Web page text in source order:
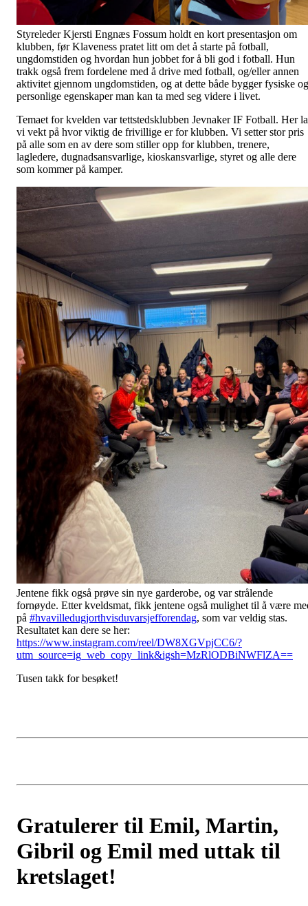
Styreleder Kjersti Engnæs Fossum holdt en kort presentasjon om
klubben, før Klaveness pratet litt om det å starte på fotball,
ungdomstiden og hvordan hun jobbet for å bli god i fotball. Hun
trakk også frem fordelene med å drive med fotball, og/eller annen
aktivitet gjennom ungdomstiden, og at dette både bygger fysiske og
personlige egenskaper man kan ta med seg videre i livet.
Temaet for kvelden var tettstedsklubben Jevnaker IF Fotball. Her la
vi vekt på hvor viktig de frivillige er for klubben. Vi setter stor pris
på alle som en av dere som stiller opp for klubben, trenere,
lagledere, dugnadsansvarlige, kioskansvarlige, styret og alle dere
som kommer på kamper.
Jentene fikk også prøve sin nye garderobe, og var strålende
fornøyde. Etter kveldsmat, fikk jentene også mulighet til å være
på #hvavilledugjorthvisduvarsjefforendag, som var veldig stas.
Resultatet kan dere se her:
https://www.instagram.com/reel/DW8XGVpjCC6/?
utm_source=ig_web_copy_link&igsh=MzRlODBiNWFlZA==
Tusen takk for besøket!
Gratulerer til Emil, Martin,
Gibril og Emil med uttak til
kretslaget!